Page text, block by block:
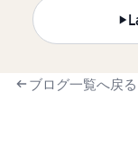
ブログ一覧へ戻る